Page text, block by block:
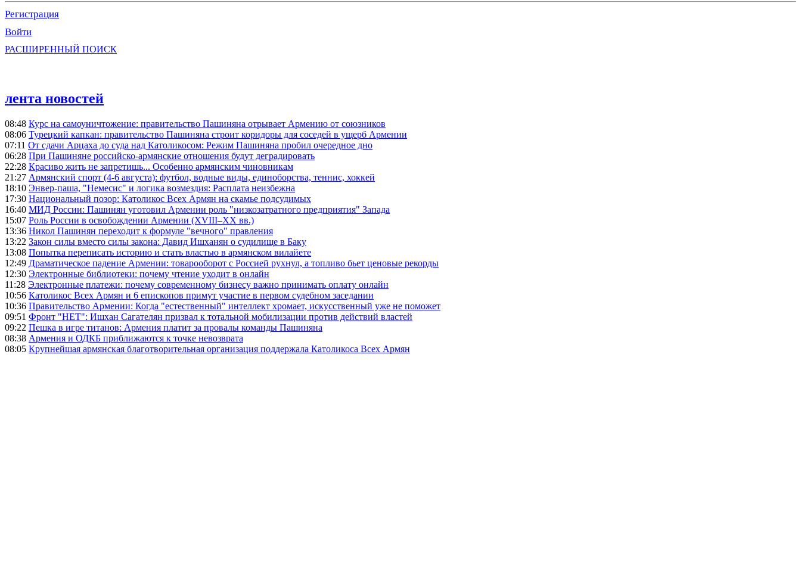
Регистрация
Войти
РАСШИРЕННЫЙ ПОИСК
лента новостей
08:48 Курс на самоуничтожение: правительство Пашиняна отрывает Армению от союзников
08:06 Турецкий капкан: правительство Пашиняна строит коридоры для соседей в ущерб Армении
07:11 От сдачи Арцаха до суда над Католикосом: Режим Пашиняна пробил очередное дно
06:28 При Пашиняне российско-армянские отношения будут деградировать
22:28 Красиво жить не запретишь... Особенно армянским чиновникам
21:27 Армянский спорт (4-6 августа): футбол, водные виды, единоборства, теннис, хоккей
18:10 Энвер-паша, "Немесис" и логика возмездия: Расплата неизбежна
17:30 Национальный позор: Католикос Всех Армян на скамье подсудимых
16:40 МИД России: Пашинян уготовил Армении роль "низкозатратного предприятия" Запада
15:07 Роль России в освобождении Армении (XVIII–XX вв.)
13:36 Никол Пашинян переходит к формуле "вечного" правления
13:22 Закон силы вместо силы закона: Давид Ишханян о судилище в Баку
13:08 Попытка переписать историю и стать властью в армянском вилайете
12:49 Драматическое падение Армении: товарооборот с Россией рухнул, а топливо бьет ценовые рекорды
12:30 Электронные библиотеки: почему чтение уходит в онлайн
11:28 Электронные платежи: почему современному бизнесу важно принимать оплату онлайн
10:56 Католикос Всех Армян и 6 епископов примут участие в первом судебном заседании
10:36 Правительство Армении: Когда "естественный" интеллект хромает, искусственный уже не поможет
09:51 Фронт "НЕТ": Ишхан Сагателян призвал к тотальной мобилизации против действий властей
09:22 Пешка в игре титанов: Армения платит за провалы команды Пашиняна
08:38 Армения и ОДКБ приближаются к точке невозврата
08:05 Крупнейшая армянская благотворительная организация поддержала Католикоса Всех Армян